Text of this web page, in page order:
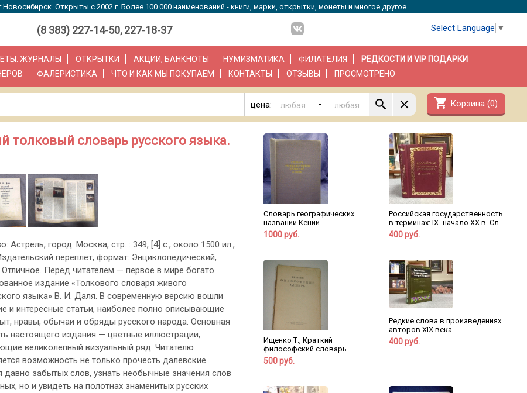
Открыты с 2002 г. Более 100.000 наименований - книги, марки, открытки, монеты и многое другое.
(8 383) 227-14-50, 227-18-37 Select Language ▼
ЖУРНАЛЫ ОТКРЫТКИ АКЦИИ, БАНКНОТЫ НУМИЗМАТИКА ФИЛАТЕЛИЯ
РЕДКОСТИ И VIP ПОДАРКИ
ФАЛЕРИСТИКА ЧТО И КАК МЫ ПОКУПАЕМ КОНТАКТЫ ОТЗЫВЫ ПРОСМОТРЕНО
цена: - shopping_cart Корзина (0)
словарь русского языка.
Астрель, город: Москва, стр. : 349, [4] с., около 1500 ил.,
переплет, формат: Энциклопедический,
Отличное. Перед читателем — первое в мире богато
издание «Толкового словаря живого
языка» В. И. Даля. В современную версию вошли
и интересные статьи, наиболее полно описывающие
нравы, обычаи и обряды русского народа. Основная
настоящего издания — цветные иллюстрации,
великолепный визуальный ряд. Читателю
возможность не только прочесть далевские
давно забытых слов, узнать необычные значения слов
но и увидеть на полотнах знаменитых русских
Словарь географических
названий Кении.
1000 руб.
Российская государственность
в терминах: IX- начало XX в. Сл...
400 руб.
Ищенко Т., Краткий
философский словарь.
500 руб.
Редкие слова в произведениях
авторов XIX века
400 руб.